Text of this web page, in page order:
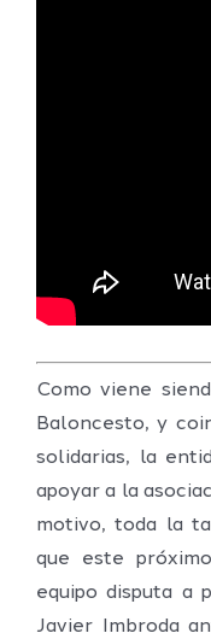
Como viene
Baloncesto, y
solidarias, la
apoyar a la
motivo, toda la
que este
equipo disputa a
Javier Imbroda